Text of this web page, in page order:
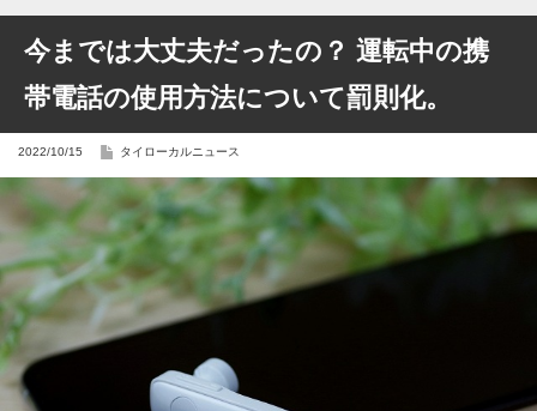
今までは大丈夫だったの？ 運転中の携
帯電話の使用方法について罰則化。
2022/10/15 タイローカルニュース